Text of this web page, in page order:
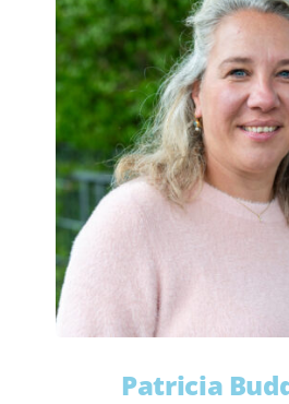
Ouders
Patricia